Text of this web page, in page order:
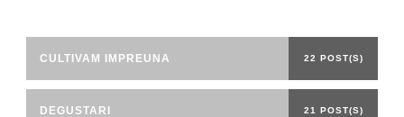
CULTIVAM IMPREUNA 22 POST(S)
DEGUSTARI 21 POST(S)